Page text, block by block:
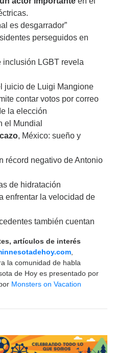
es desgarrador”
perseguidos en
inclusión LGBT revela
juicio de Luigi Mangione
contar votos por correo
la elección
el Mundial
, México: sueño y
récord negativo de Antonio
de hidratación
enfrentar la velocidad de
también cuentan
artículos de interés
la comunidad de habla
de Hoy es presentado por
Monsters on Vacation